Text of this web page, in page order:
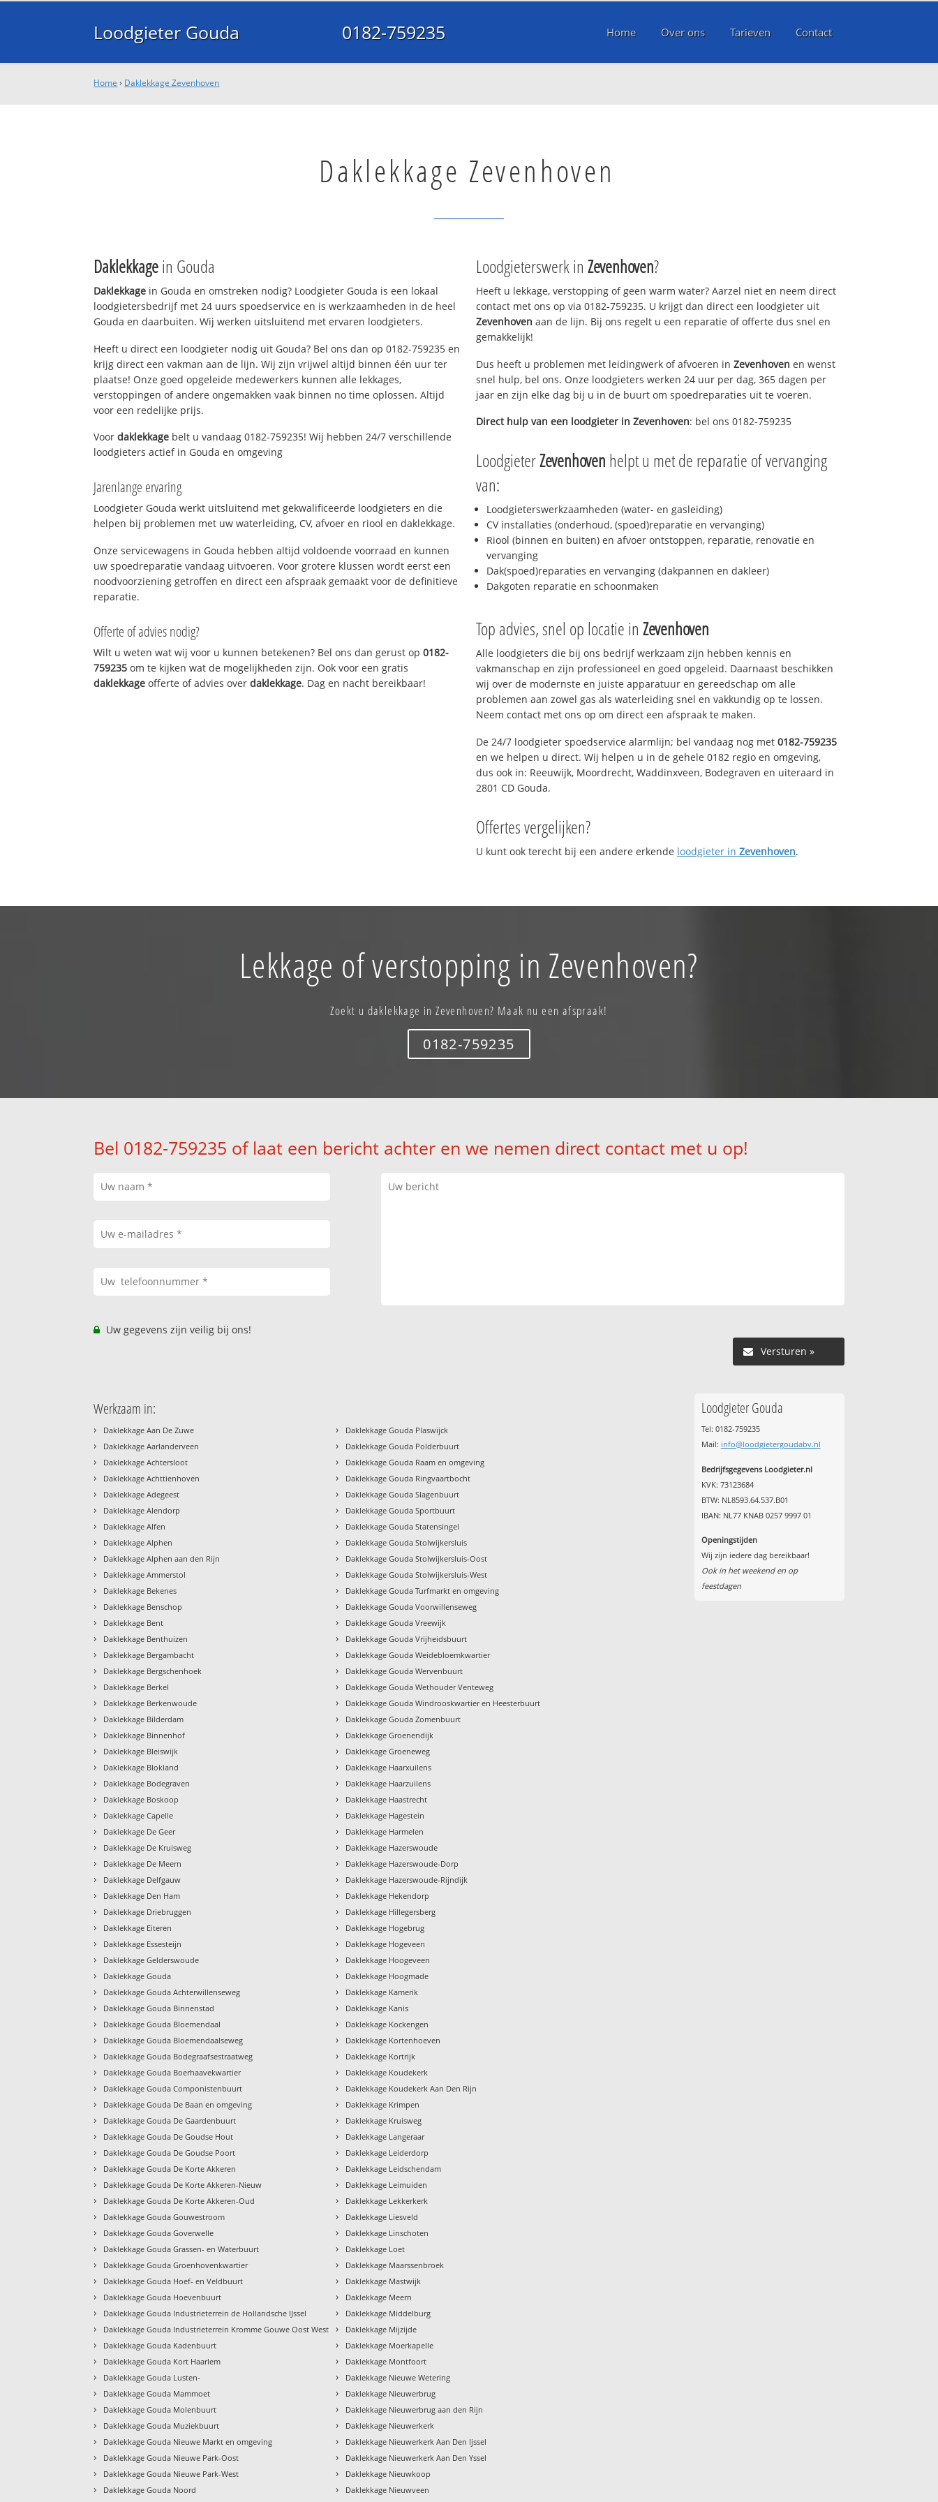
Loodgieter Gouda 0182-759235 Home Over ons Tarieven Contact
Home › Daklekkage Zevenhoven
Daklekkage Zevenhoven
Daklekkagein Gouda
Daklekkage in Gouda en omstreken nodig? Loodgieter Gouda is een lokaal
loodgietersbedrijf met 24 uurs spoedservice en is werkzaamheden in de heel
Gouda en daarbuiten. Wij werken uitsluitend met ervaren loodgieters.
Heeft u direct een loodgieter nodig uit Gouda? Bel ons dan op 0182-759235 en
krijg direct een vakman aan de lijn. Wij zijn vrijwel altijd binnen één uur ter
plaatse! Onze goed opgeleide medewerkers kunnen alle lekkages,
verstoppingen of andere ongemakken vaak binnen no time oplossen. Altijd
voor een redelijke prijs.
Voordaklekkage belt u vandaag 0182-759235! Wij hebben 24/7 verschillende
loodgieters actief in Gouda en omgeving
Jarenlange ervaring
Loodgieter Gouda werkt uitsluitend met gekwalificeerde loodgieters en die
helpen bij problemen met uw waterleiding, CV, afvoer en riool en daklekkage.
Onze servicewagens in Gouda hebben altijd voldoende voorraad en kunnen
uw spoedreparatie vandaag uitvoeren. Voor grotere klussen wordt eerst een
noodvoorziening getroffen en direct een afspraak gemaakt voor de definitieve
reparatie.
Offerte of advies nodig?
Wilt u weten wat wij voor u kunnen betekenen? Bel ons dan gerust op0182-
759235 om te kijken wat de mogelijkheden zijn. Ook voor een gratis
daklekkage offerte of advies overdaklekkage. Dag en nacht bereikbaar!
Loodgieterswerk in Zevenhoven?
Heeft u lekkage, verstopping of geen warm water? Aarzel niet en neem direct
contact met ons op via 0182-759235. U krijgt dan direct een loodgieter uit
Zevenhoven aan de lijn. Bij ons regelt u een reparatie of offerte dus snel en
gemakkelijk!
Dus heeft u problemen met leidingwerk of afvoeren in Zevenhoven en wenst
snel hulp, bel ons. Onze loodgieters werken 24 uur per dag, 365 dagen per
jaar en zijn elke dag bij u in de buurt om spoedreparaties uit te voeren.
Direct hulp van een loodgieter in Zevenhoven: bel ons 0182-759235
LoodgieterZevenhoven helpt u met de reparatie of vervanging
van:
Loodgieterswerkzaamheden (water- en gasleiding)
CV installaties (onderhoud, (spoed)reparatie en vervanging)
Riool (binnen en buiten) en afvoer ontstoppen, reparatie, renovatie en
vervanging
Dak(spoed)reparaties en vervanging (dakpannen en dakleer)
Dakgoten reparatie en schoonmaken
Top advies, snel op locatie in Zevenhoven
Alle loodgieters die bij ons bedrijf werkzaam zijn hebben kennis en
vakmanschap en zijn professioneel en goed opgeleid. Daarnaast beschikken
wij over de modernste en juiste apparatuur en gereedschap om alle
problemen aan zowel gas als waterleiding snel en vakkundig op te lossen.
Neem contact met ons op om direct een afspraak te maken.
De 24/7 loodgieter spoedservice alarmlijn; bel vandaag nog met 0182-759235
en we helpen u direct. Wij helpen u in de gehele 0182 regio en omgeving,
dus ook in: Reeuwijk, Moordrecht, Waddinxveen, Bodegraven en uiteraard in
2801 CD Gouda.
Offertes vergelijken?
U kunt ook terecht bij een andere erkende loodgieter in Zevenhoven.
Lekkage of verstopping in Zevenhoven?
Zoekt u daklekkage in Zevenhoven? Maak nu een afspraak!
0182-759235
Bel 0182-759235 of laat een bericht achter en we nemen direct contact met u op!
Uw gegevens zijn veilig bij ons!
Versturen »
Werkzaam in:
› Daklekkage Aan De Zuwe
› Daklekkage Aarlanderveen
› Daklekkage Achtersloot
› Daklekkage Achttienhoven
› Daklekkage Adegeest
› Daklekkage Alendorp
› Daklekkage Alfen
› Daklekkage Alphen
› Daklekkage Alphen aan den Rijn
› Daklekkage Ammerstol
› Daklekkage Bekenes
› Daklekkage Benschop
› Daklekkage Bent
› Daklekkage Benthuizen
› Daklekkage Bergambacht
› Daklekkage Bergschenhoek
› Daklekkage Berkel
› Daklekkage Berkenwoude
› Daklekkage Bilderdam
› Daklekkage Binnenhof
› Daklekkage Bleiswijk
› Daklekkage Blokland
› Daklekkage Bodegraven
› Daklekkage Boskoop
› Daklekkage Capelle
› Daklekkage De Geer
› Daklekkage De Kruisweg
› Daklekkage De Meern
› Daklekkage Delfgauw
› Daklekkage Den Ham
› Daklekkage Driebruggen
› Daklekkage Eiteren
› Daklekkage Essesteijn
› Daklekkage Gelderswoude
› Daklekkage Gouda
› Daklekkage Gouda Achterwillenseweg
› Daklekkage Gouda Binnenstad
› Daklekkage Gouda Bloemendaal
› Daklekkage Gouda Bloemendaalseweg
› Daklekkage Gouda Bodegraafsestraatweg
› Daklekkage Gouda Boerhaavekwartier
› Daklekkage Gouda Componistenbuurt
› Daklekkage Gouda De Baan en omgeving
› Daklekkage Gouda De Gaardenbuurt
› Daklekkage Gouda De Goudse Hout
› Daklekkage Gouda De Goudse Poort
› Daklekkage Gouda De Korte Akkeren
› Daklekkage Gouda De Korte Akkeren-Nieuw
› Daklekkage Gouda De Korte Akkeren-Oud
› Daklekkage Gouda Gouwestroom
› Daklekkage Gouda Goverwelle
› Daklekkage Gouda Grassen- en Waterbuurt
› Daklekkage Gouda Groenhovenkwartier
› Daklekkage Gouda Hoef- en Veldbuurt
› Daklekkage Gouda Hoevenbuurt
› Daklekkage Gouda Industrieterrein de Hollandsche IJssel
› Daklekkage Gouda Industrieterrein Kromme Gouwe Oost West
› Daklekkage Gouda Kadenbuurt
› Daklekkage Gouda Kort Haarlem
› Daklekkage Gouda Lusten-
› Daklekkage Gouda Mammoet
› Daklekkage Gouda Molenbuurt
› Daklekkage Gouda Muziekbuurt
› Daklekkage Gouda Nieuwe Markt en omgeving
› Daklekkage Gouda Nieuwe Park-Oost
› Daklekkage Gouda Nieuwe Park-West
› Daklekkage Gouda Noord
› Daklekkage Gouda Plaswijck
› Daklekkage Gouda Polderbuurt
› Daklekkage Gouda Raam en omgeving
› Daklekkage Gouda Ringvaartbocht
› Daklekkage Gouda Slagenbuurt
› Daklekkage Gouda Sportbuurt
› Daklekkage Gouda Statensingel
› Daklekkage Gouda Stolwijkersluis
› Daklekkage Gouda Stolwijkersluis-Oost
› Daklekkage Gouda Stolwijkersluis-West
› Daklekkage Gouda Turfmarkt en omgeving
› Daklekkage Gouda Voorwillenseweg
› Daklekkage Gouda Vreewijk
› Daklekkage Gouda Vrijheidsbuurt
› Daklekkage Gouda Weidebloemkwartier
› Daklekkage Gouda Wervenbuurt
› Daklekkage Gouda Wethouder Venteweg
› Daklekkage Gouda Windrooskwartier en Heesterbuurt
› Daklekkage Gouda Zomenbuurt
› Daklekkage Groenendijk
› Daklekkage Groeneweg
› Daklekkage Haarxuilens
› Daklekkage Haarzuilens
› Daklekkage Haastrecht
› Daklekkage Hagestein
› Daklekkage Harmelen
› Daklekkage Hazerswoude
› Daklekkage Hazerswoude-Dorp
› Daklekkage Hazerswoude-Rijndijk
› Daklekkage Hekendorp
› Daklekkage Hillegersberg
› Daklekkage Hogebrug
› Daklekkage Hogeveen
› Daklekkage Hoogeveen
› Daklekkage Hoogmade
› Daklekkage Kamerik
› Daklekkage Kanis
› Daklekkage Kockengen
› Daklekkage Kortenhoeven
› Daklekkage Kortrijk
› Daklekkage Koudekerk
› Daklekkage Koudekerk Aan Den Rijn
› Daklekkage Krimpen
› Daklekkage Kruisweg
› Daklekkage Langeraar
› Daklekkage Leiderdorp
› Daklekkage Leidschendam
› Daklekkage Leimuiden
› Daklekkage Lekkerkerk
› Daklekkage Liesveld
› Daklekkage Linschoten
› Daklekkage Loet
› Daklekkage Maarssenbroek
› Daklekkage Mastwijk
› Daklekkage Meern
› Daklekkage Middelburg
› Daklekkage Mijzijde
› Daklekkage Moerkapelle
› Daklekkage Montfoort
› Daklekkage Nieuwe Wetering
› Daklekkage Nieuwerbrug
› Daklekkage Nieuwerbrug aan den Rijn
› Daklekkage Nieuwerkerk
› Daklekkage Nieuwerkerk Aan Den Ijssel
› Daklekkage Nieuwerkerk Aan Den Yssel
› Daklekkage Nieuwkoop
› Daklekkage Nieuwveen
Loodgieter Gouda
Tel: 0182-759235
Mail: info@loodgietergoudabv.nl
Bedrijfsgegevens Loodgieter.nl
KVK: 73123684
BTW: NL8593.64.537.B01
IBAN: NL77 KNAB 0257 9997 01
Openingstijden
Wij zijn iedere dag bereikbaar!
Ook in het weekend en op
feestdagen